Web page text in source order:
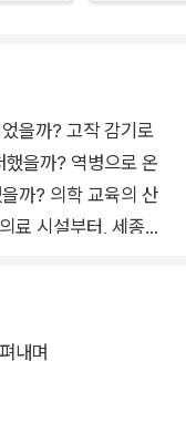
을까? 고작 감기로
했을까? 역병으로 온
까? 의학 교육의 산
료 시설부터, 세종의
고 의술로 이름을 날
도 체계적인 의료 시스
병에 대한 끈질긴 투
내며